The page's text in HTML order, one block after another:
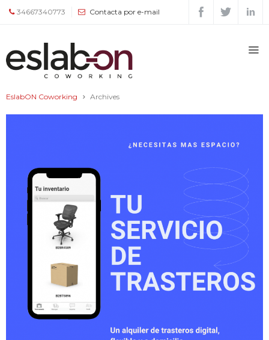
34667340773 Contacta por e-mail
EslabON Coworking Archives
Quiénes
somos
Espacios
Tarifas
servicios
Contacto